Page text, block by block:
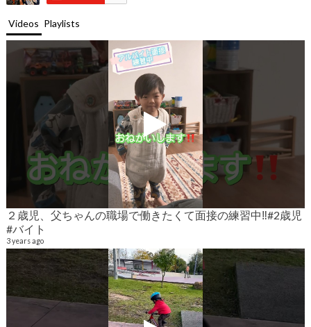
Videos Playlists
２歳児、父ちゃんの職場で働きたくて面接の練習中‼️#2歳児
#バイト
3 years ago